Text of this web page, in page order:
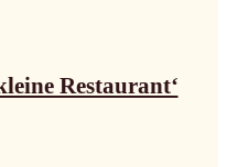
Restaurant‘